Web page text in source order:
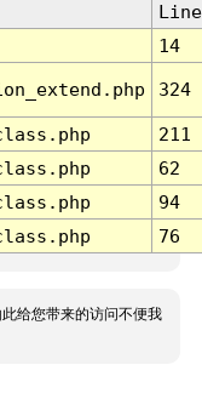
Line
14
324
211
62
94
76
给您带来的访问不便我